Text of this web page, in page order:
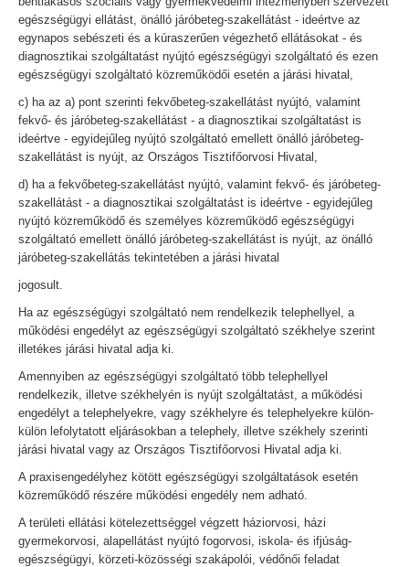
egészségügyi ellátást, önálló járóbeteg-szakellátást - ideértve az
egynapos sebészeti és a kúraszerűen végezhető ellátásokat - és
diagnosztikai szolgáltatást nyújtó egészségügyi szolgáltató és ezen
egészségügyi szolgáltató közreműködői esetén a járási hivatal,
c) ha az a) pont szerinti fekvőbeteg-szakellátást nyújtó, valamint
fekvő- és járóbeteg-szakellátást - a diagnosztikai szolgáltatást is
ideértve - egyidejűleg nyújtó szolgáltató emellett önálló járóbeteg-
szakellátást is nyújt, az Országos Tisztifőorvosi Hivatal,
d) ha a fekvőbeteg-szakellátást nyújtó, valamint fekvő- és járóbeteg-
szakellátást - a diagnosztikai szolgáltatást is ideértve - egyidejűleg
nyújtó közreműködő és személyes közreműködő egészségügyi
szolgáltató emellett önálló járóbeteg-szakellátást is nyújt, az önálló
járóbeteg-szakellátás tekintetében a járási hivatal
jogosult.
Ha az egészségügyi szolgáltató nem rendelkezik telephellyel, a
működési engedélyt az egészségügyi szolgáltató székhelye szerint
illetékes járási hivatal adja ki.
Amennyiben az egészségügyi szolgáltató több telephellyel
rendelkezik, illetve székhelyén is nyújt szolgáltatást, a működési
engedélyt a telephelyekre, vagy székhelyre és telephelyekre külön-
külön lefolytatott eljárásokban a telephely, illetve székhely szerinti
járási hivatal vagy az Országos Tisztifőorvosi Hivatal adja ki.
A praxisengedélyhez kötött egészségügyi szolgáltatások esetén
közreműködő részére működési engedély nem adható.
A területi ellátási kötelezettséggel végzett háziorvosi, házi
gyermekorvosi, alapellátást nyújtó fogorvosi, iskola- és ifjúság-
egészségügyi, körzeti-közösségi szakápolói, védőnői feladat